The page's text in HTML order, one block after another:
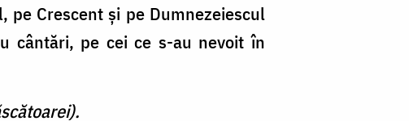
Crescent şi pe Dumnezeiescul
cântări, pe cei ce s-au nevoit în